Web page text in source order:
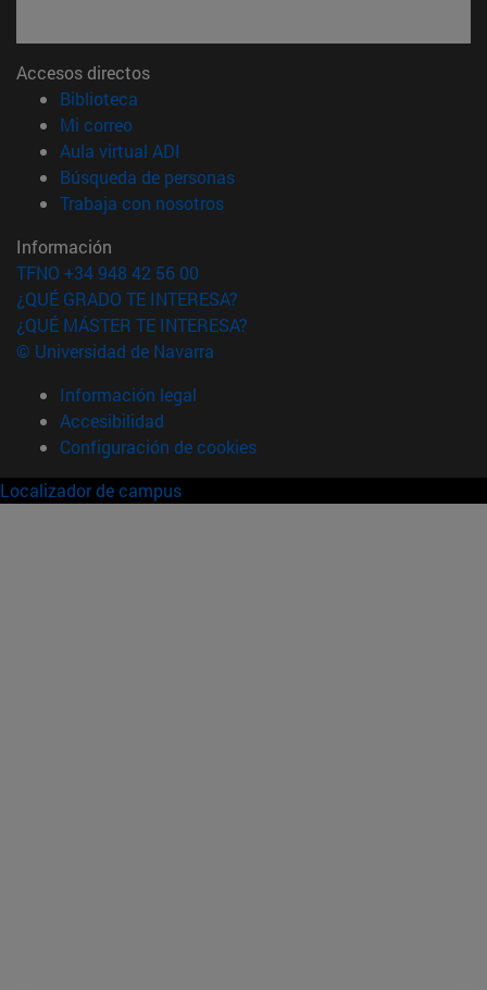
Accesos directos
Biblioteca
Mi correo(abre en nueva ventana)
Aula virtual ADI
Búsqueda de personas(abre en nueva ventana)
Trabaja con nosotros(abre en nueva ventana)
Información
TFNO +34 948 42 56 00
¿QUÉ GRADO TE INTERESA?
¿QUÉ MÁSTER TE INTERESA?
© Universidad de Navarra
Información legal
Accesibilidad
Configuración de cookies
Localizador de campus